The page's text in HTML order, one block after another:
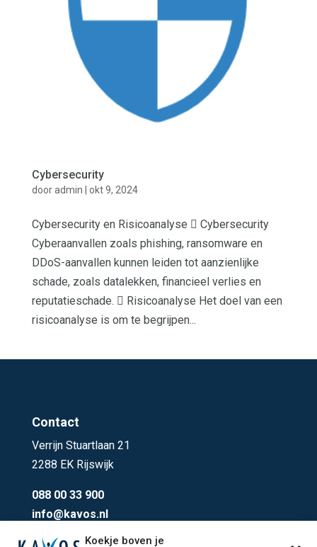
Koekje boven je
Cybersecurity
dooradmin okt 9, 2024
Cybersecurity en Risicoanalyse  Cybersecurity
Cyberaanvallen zoals phishing, ransomware en
DDoS-aanvallen kunnen leiden tot aanzienlijke
schade, zoals datalekken, financieel verlies en
reputatieschade.  Risicoanalyse Het doel van een
risicoanalyse is om te begrijpen...
Contact
Verrijn Stuartlaan 21
2288 EK Rijswijk
088 00 33 900
info@kavos.nl